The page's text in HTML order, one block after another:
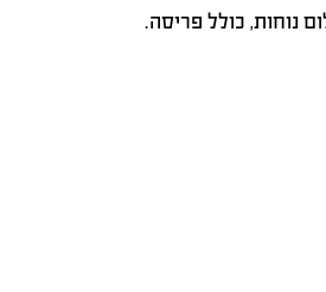
נוחות, כולל פריסה.